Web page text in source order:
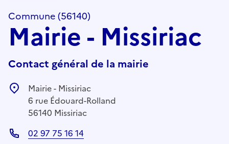
Commune (56140)
Mairie - Missiriac
Contact général de la mairie
Mairie - Missiriac
6 rue Édouard-Rolland
56140 Missiriac
02 97 75 16 14